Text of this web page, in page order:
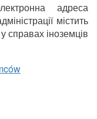
адреса
містить
справах іноземців